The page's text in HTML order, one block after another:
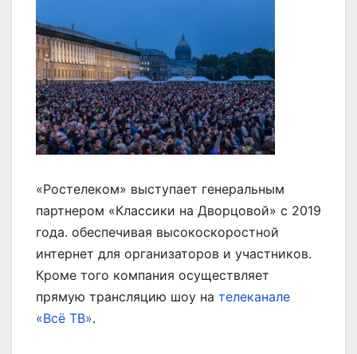
«Ростелеком» выступает генеральным
партнером «Классики на Дворцовой» с 2019
года. обеспечивая высокоскоростной
интернет для организаторов и участников.
Кроме того компания осуществляет
прямую трансляцию шоу на телеканале
«Всё ТВ».